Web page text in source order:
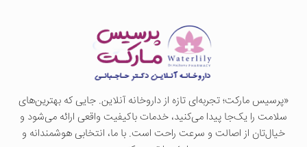
«پرسيس ماركت؛ تجربه‌ای تازه از داروخانه آنلاین. جایی که بهترین‌های
سلامت را یک‌جا پیدا می‌کنید، خدمات باکیفیت واقعی ارائه می‌شود و
خیال‌تان از اصالت و سرعت راحت است. با ما، انتخابی هوشمندانه و